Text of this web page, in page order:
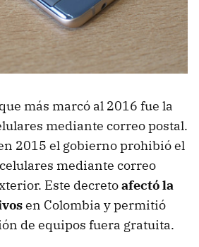
más marcó al 2016 fue la
mediante correo postal.
2015 el gobierno prohibió el
mediante correo
Este decretoafectó la
en Colombia y permitió
de equipos fuera gratuita.